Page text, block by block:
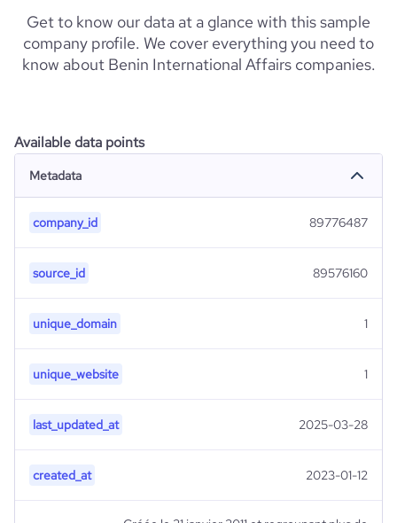
Get to know our data at a glance with this sample
company profile. We cover everything you need to
know about Benin International Affairs companies.
Available data points
Metadata
company_id 89776487
source_id 89576160
unique_domain 1
unique_website 1
last_updated_at 2025-03-28
created_at 2023-01-12